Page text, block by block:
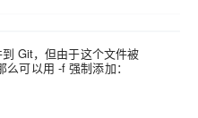
Git，但由于这个文件被
可以⽤ -f 强制添加：